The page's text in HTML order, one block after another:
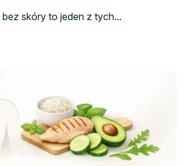
skóry to jeden z tych...